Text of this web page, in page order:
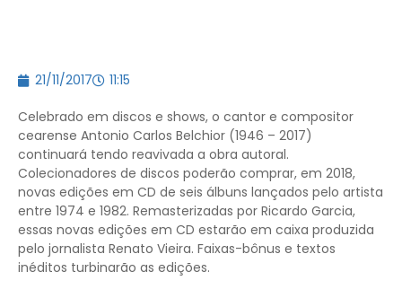
21/11/2017 11:15
Celebrado em discos e shows, o cantor e compositor
cearense Antonio Carlos Belchior (1946 – 2017)
continuará tendo reavivada a obra autoral.
Colecionadores de discos poderão comprar, em 2018,
novas edições em CD de seis álbuns lançados pelo artista
entre 1974 e 1982. Remasterizadas por Ricardo Garcia,
essas novas edições em CD estarão em caixa produzida
pelo jornalista Renato Vieira. Faixas-bônus e textos
inéditos turbinarão as edições.